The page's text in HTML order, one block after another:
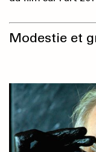
Modestie et